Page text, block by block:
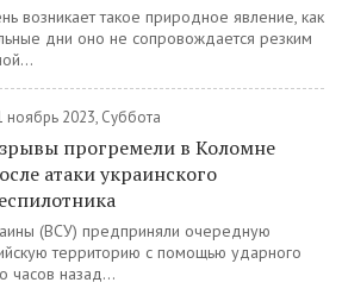
возникает такое природное явление, как
дни оно не сопровождается резким
ноябрь 2023, Суббота
прогремели в Коломне
атаки украинского
(ВСУ) предприняли очередную
территорию с помощью ударного
часов назад...